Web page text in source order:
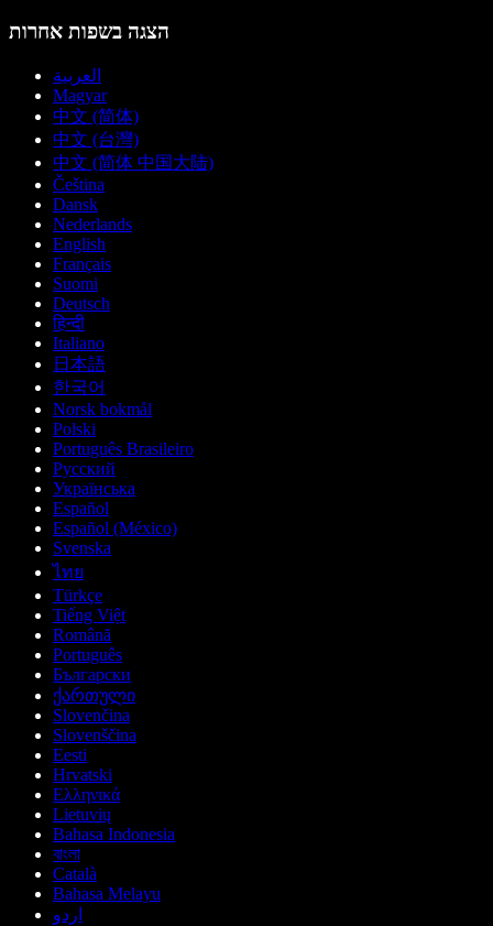
הצגה בשפות אחרות
العربية
Magyar
中文 (简体)
中文 (台灣)
中文 (简体 中国大陆)
Čeština
Dansk
Nederlands
English
Français
Suomi
Deutsch
हिन्दी
Italiano
日本語
한국어
Norsk bokmål
Polski
Português Brasileiro
Русский
Українська
Español
Español (México)
Svenska
ไทย
Türkçe
Tiếng Việt
Română
Português
Български
ქართული
Slovenčina
Slovenščina
Eesti
Hrvatski
Ελληνικά
Lietuvių
Bahasa Indonesia
বাংলা
Català
Bahasa Melayu
اردو